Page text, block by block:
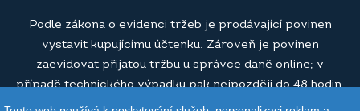
Podle zákona o evidenci tržeb je prodávající povinen
vystavit kupujícímu účtenku. Zároveň je povinen
zaevidovat přijatou tržbu u správce daně online; v
případě technického výpadku pak nejpozději do 48 hodin.